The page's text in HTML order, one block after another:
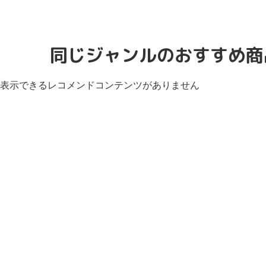
同じジャンルのおすすめ
表示できるレコメンドコンテンツがありません